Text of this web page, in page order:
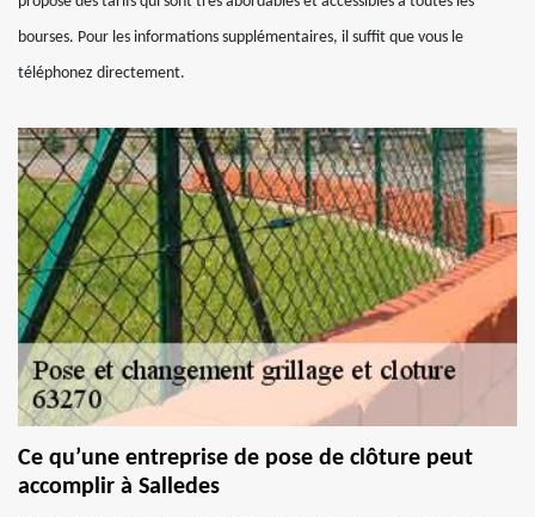
bourses. Pour les informations supplémentaires, il suffit que vous le
téléphonez directement.
Ce qu’une entreprise de pose de clôture peut
accomplir à Salledes